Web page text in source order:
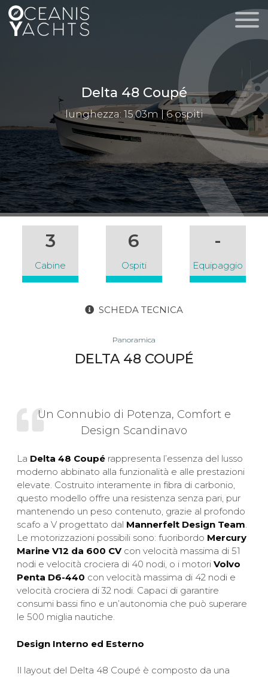
Delta 48 Coupé
lunghezza: 15.03m | 6 ospiti
3
Cabine
6
Ospiti
-
Equipaggio
SCHEDA TECNICA
Panoramica
DELTA 48 COUPÉ
Un Connubio di Potenza, Comfort e
Design Scandinavo
La Delta 48 Coupé rappresenta l’essenza del lusso
moderno abbinato alla funzionalità e alle prestazioni
elevate. Costruito interamente in fibra di carbonio,
questo modello offre una resistenza senza pari, pur
mantenendo un peso contenuto, grazie al profondo
scafo a V progettato dal Mannerfelt Design Team.
Le motorizzazioni possibili sono: fuoribordo Mercury
Marine V12 da 600 CVcon velocità massima di 51
nodi e velocità crociera di 40 nodi, o i motoriVolvo
Penta D6-440 con velocità massima di 42 nodi e
velocità crociera di 32 nodi. Capaci di garantire
consumi bassi fino e un’autonomia che può superare
le 500 miglia nautiche.
Design Interno ed Esterno
Il layout del Delta 48 Coupé è composto da una